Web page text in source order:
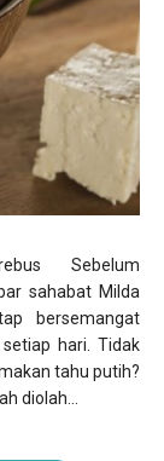
Sebelum
sahabat Milda
bersemangat
hari. Tidak
tahu putih?
diolah...